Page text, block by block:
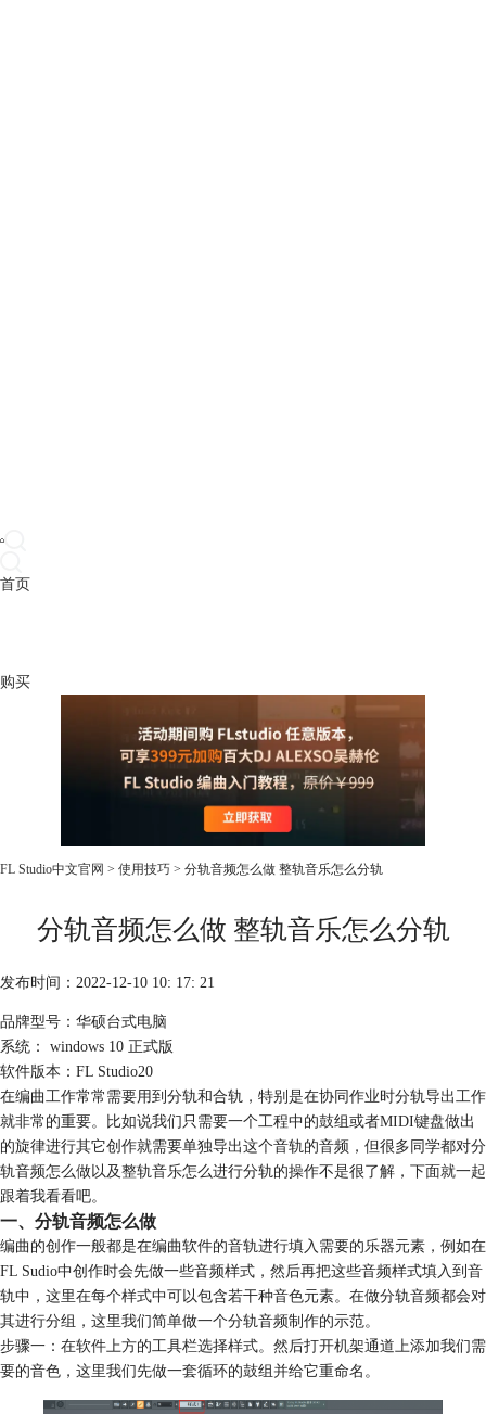
首页
购买
FL Studio中文官网 > 使用技巧 > 分轨音频怎么做 整轨音乐怎么分轨
分轨音频怎么做 整轨音乐怎么分轨
发布时间：2022-12-10 10: 17: 21
品牌型号：华硕台式电脑
系统： windows 10 正式版
软件版本：FL Studio20
在编曲工作常常需要用到分轨和合轨，特别是在协同作业时分轨导出工作
就非常的重要。比如说我们只需要一个工程中的鼓组或者MIDI键盘做出
的旋律进行其它创作就需要单独导出这个音轨的音频，但很多同学都对分
轨音频怎么做以及整轨音乐怎么进行分轨的操作不是很了解，下面就一起
跟着我看看吧。
一、分轨音频怎么做
编曲的创作一般都是在编曲软件的音轨进行填入需要的乐器元素，例如在
FL Sudio中创作时会先做一些音频样式，然后再把这些音频样式填入到音
轨中，这里在每个样式中可以包含若干种音色元素。在做分轨音频都会对
其进行分组，这里我们简单做一个分轨音频制作的示范。
步骤一：在软件上方的工具栏选择样式。然后打开机架通道上添加我们需
要的音色，这里我们先做一套循环的鼓组并给它重命名。